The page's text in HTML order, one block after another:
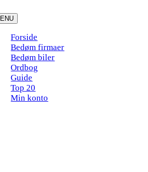
to
content
Forside
Bedøm firmaer
Bedøm biler
Ordbog
Guide
Top 20
Min konto